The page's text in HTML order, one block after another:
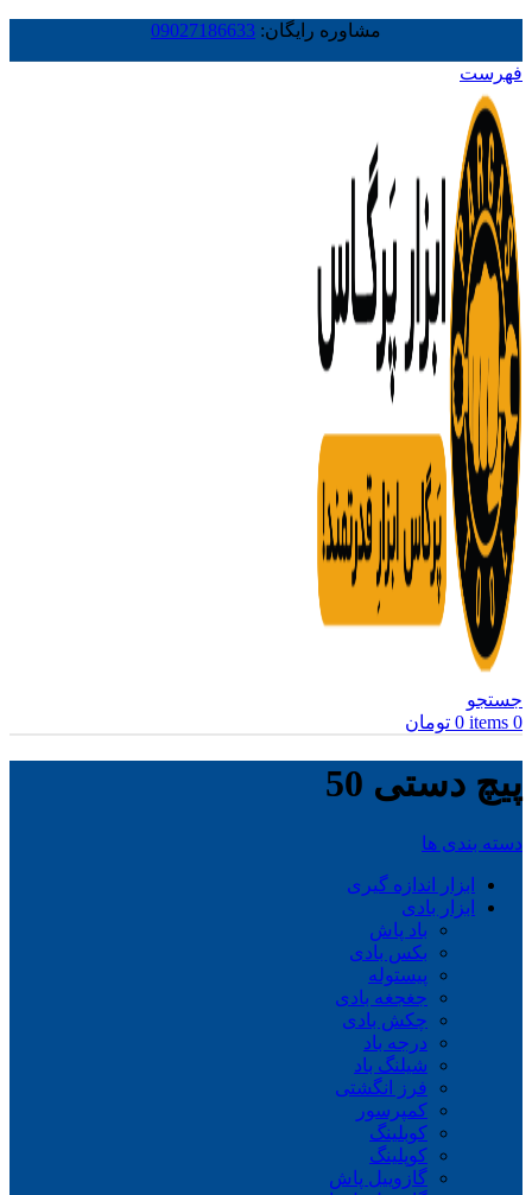
مشاوره رایگان: 09027186633
فهرست
جستجو
0
items
0 تومان
پیچ دستی 50
دسته بندی ها
ابزار اندازه گیری
ابزار بادی
باد پاش
بکس بادی
پیستوله
جغجغه بادی
چکش بادی
درجه باد
شیلنگ باد
فرز انگشتی
کمپرسور
کوبلینگ
کوپلینگ
گازوییل پاش